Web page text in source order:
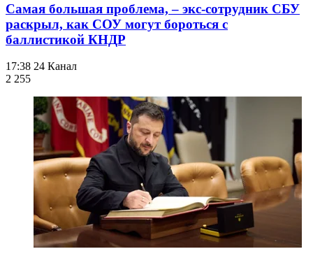
Самая большая проблема, – экс-сотрудник СБУ
раскрыл, как СОУ могут бороться с
баллистикой КНДР
17:38 24 Канал
2 255